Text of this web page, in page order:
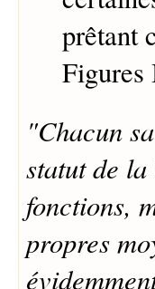
prêtant
Figures
"Chacun
statut de
fonctions,
propres